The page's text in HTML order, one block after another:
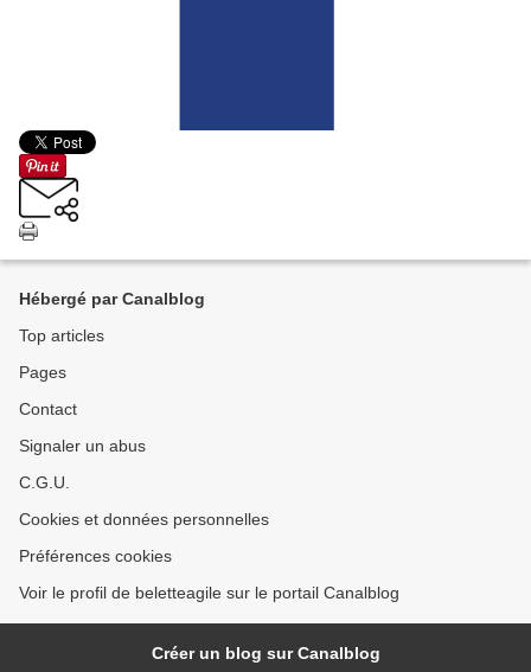
Hébergé par Canalblog
Top articles
Pages
Contact
Signaler un abus
C.G.U.
Cookies et données personnelles
Préférences cookies
Voir le profil de beletteagile sur le portail Canalblog
Créer un blog sur Canalblog